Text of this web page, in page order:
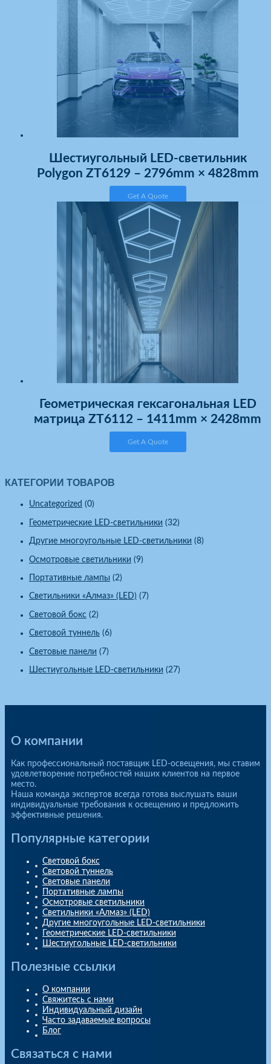
КАТЕГОРИИ ТОВАРОВ
Uncategorized (0)
Геометрические LED-светильники (32)
Другие многоугольные LED-светильники (8)
Осмотровые светильники (9)
Портативные лампы (2)
Светильники «Алмаз» (LED) (7)
Световой бокс (2)
Световой туннель (6)
Световые панели (7)
Шестиугольные LED-светильники (27)
Шестиугольный LED-светильник
Polygon ZT6129 – 2796mm × 4828mm
Get A Quote
Геометрическая гексагональная LED
матрица ZT6112 – 1411mm × 2428mm
Get A Quote
О компании
Как профессиональный поставщик LED-освещения, мы ставим
удовлетворение потребностей наших клиентов на первое
место.
Наша команда экспертов всегда готова выслушать ваши
индивидуальные требования к освещению и предложить
эффективные решения.
Популярные категории
Световой бокс
Световой туннель
Световые панели
Портативные лампы
Осмотровые светильники
Светильники «Алмаз» (LED)
Другие многоугольные LED-светильники
Геометрические LED-светильники
Шестиугольные LED-светильники
Полезные ссылки
О компании
Свяжитесь с нами
Индивидуальный дизайн
Часто задаваемые вопросы
Блог
Связаться с нами